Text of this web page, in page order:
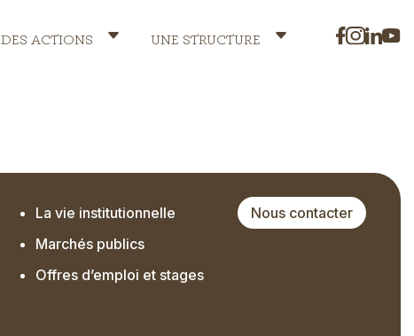
DES ACTIONS UNE STRUCTURE
La vie institutionnelle
Marchés publics
Offres d’emploi et stages
Nous contacter